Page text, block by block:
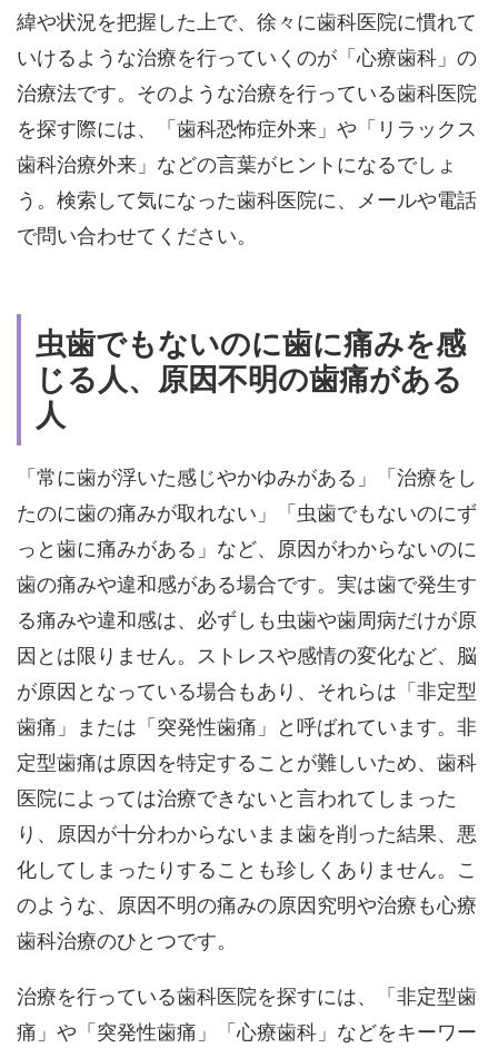
緯や状況を把握した上で、徐々に歯科医院に慣れて
いけるような治療を行っていくのが「心療歯科」の
治療法です。そのような治療を行っている歯科医院
を探す際には、「歯科恐怖症外来」や「リラックス
歯科治療外来」などの言葉がヒントになるでしょ
う。検索して気になった歯科医院に、メールや電話
で問い合わせてください。
虫歯でもないのに歯に痛みを感
じる人、原因不明の歯痛がある
人
「常に歯が浮いた感じやかゆみがある」「治療をし
たのに歯の痛みが取れない」「虫歯でもないのにず
っと歯に痛みがある」など、原因がわからないのに
歯の痛みや違和感がある場合です。実は歯で発生す
る痛みや違和感は、必ずしも虫歯や歯周病だけが原
因とは限りません。ストレスや感情の変化など、脳
が原因となっている場合もあり、それらは「非定型
歯痛」または「突発性歯痛」と呼ばれています。非
定型歯痛は原因を特定することが難しいため、歯科
医院によっては治療できないと言われてしまった
り、原因が十分わからないまま歯を削った結果、悪
化してしまったりすることも珍しくありません。こ
のような、原因不明の痛みの原因究明や治療も心療
歯科治療のひとつです。
治療を行っている歯科医院を探すには、「非定型歯
痛」や「突発性歯痛」「心療歯科」などをキーワー